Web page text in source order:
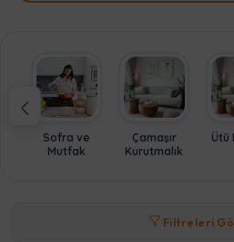
Sofra ve
Mutfak
Çamaşır
Kurutmalık
Ütü
Filtreleri